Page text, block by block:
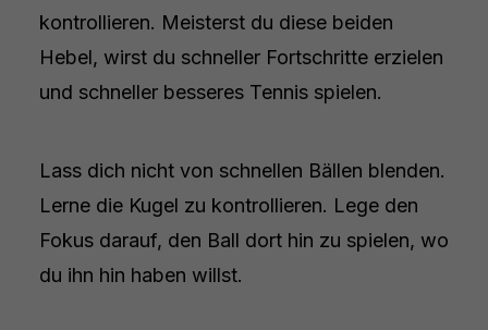
kontrollieren. Meisterst du diese beiden
Hebel, wirst du schneller Fortschritte erzielen
und schneller besseres Tennis spielen.
Lass dich nicht von schnellen Bällen blenden.
Lerne die Kugel zu kontrollieren. Lege den
Fokus darauf, den Ball dort hin zu spielen, wo
du ihn hin haben willst.